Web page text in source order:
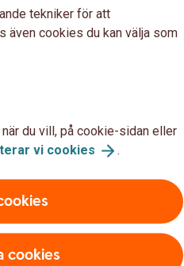
2
till
tekniker för att
även cookies du kan välja som
du vill, på cookie-sidan eller
vi cookies .
cookies